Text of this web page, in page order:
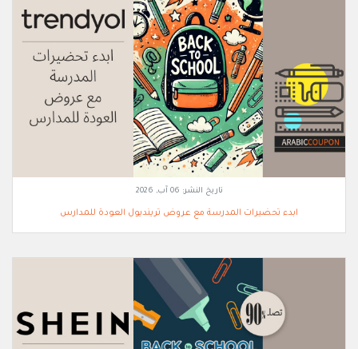
تاريخ النشر: 06 آب, 2026
ابدء تحضيرات المدرسة مع عروض ترينديول العودة للمدارس